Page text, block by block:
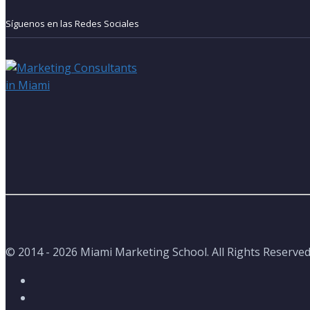
Síguenos en las Redes Sociales
© 2014 - 2026 Miami Marketing School. All Rights